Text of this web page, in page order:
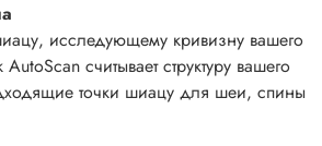
исследующему кривизну вашего
считывает структуру вашего
точки шиацу для шеи, спины